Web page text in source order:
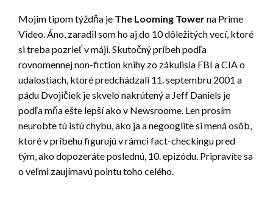
Mojim tipom týždňa je The Looming Towerna Prime
Video. Áno, zaradil som ho aj do 10 dôležitých vecí, ktoré
si treba pozrieť v máji. Skutočný príbeh podľa
rovnomennej non-fiction knihy zo zákulisia FBI a CIA o
udalostiach, ktoré predchádzali 11. septembru 2001 a
pádu Dvojičiek je skvelo nakrútený a Jeff Daniels je
podľa mňa ešte lepší ako v Newsroome. Len prosím
neurobte tú istú chybu, ako ja a negooglite si mená osôb,
ktoré v príbehu figurujú v rámci fact-checkingu pred
tým, ako dopozeráte poslednú, 10. epizódu. Pripravíte sa
o veľmi zaujímavú pointu toho celého.